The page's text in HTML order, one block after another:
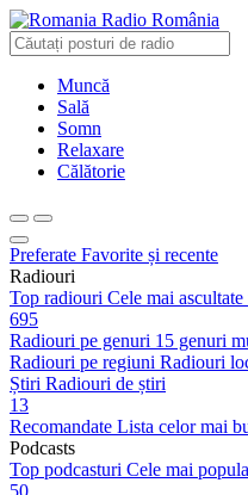
Radio România
Muncă
Sală
Somn
Relaxare
Călătorie
Preferate Favorite și recente
Radiouri
Top radiouri Cele mai
695
Radiouri pe genuri 15 genuri
Radiouri pe regiuni Radiouri
Știri Radiouri de știri
13
Recomandate Lista celor mai
Podcasts
Top podcasturi Cele mai
50